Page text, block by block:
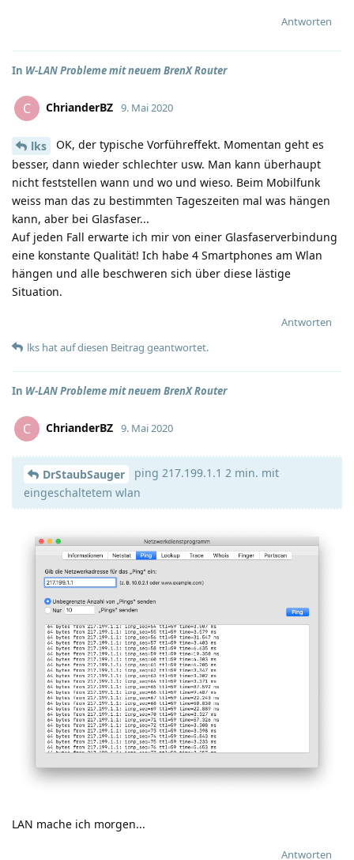
Antworten
In W-LAN Probleme mit neuem BrenX Router
C ChrianderBZ 9. Mai 2020
lks
OK, der typische Vorführeffekt. Momentan geht es
besser, dann wieder schlechter usw. Man kann überhaupt
nicht feststellen wann und wo und wieso. Beim Mobilfunk
weiss man das zu bestimmten Tageszeiten mal was hängen
kann, aber bei Glasfaser...
Auf jeden Fall erwarte ich mir von einer Glasfaserverbindung
eine konstante Qualität! Ich habe 4 Smartphones am Wlan
hängen und alle beschweren sich über diese lästige
Situation.
Antworten
lks hatauf diesen Beitrag geantwortet.
In W-LAN Probleme mit neuem BrenX Router
C ChrianderBZ 9. Mai 2020
DrStaubSauger
ping 217.199.1.1 2 min. mit
eingeschaltetem wlan
LAN mache ich morgen...
Antworten